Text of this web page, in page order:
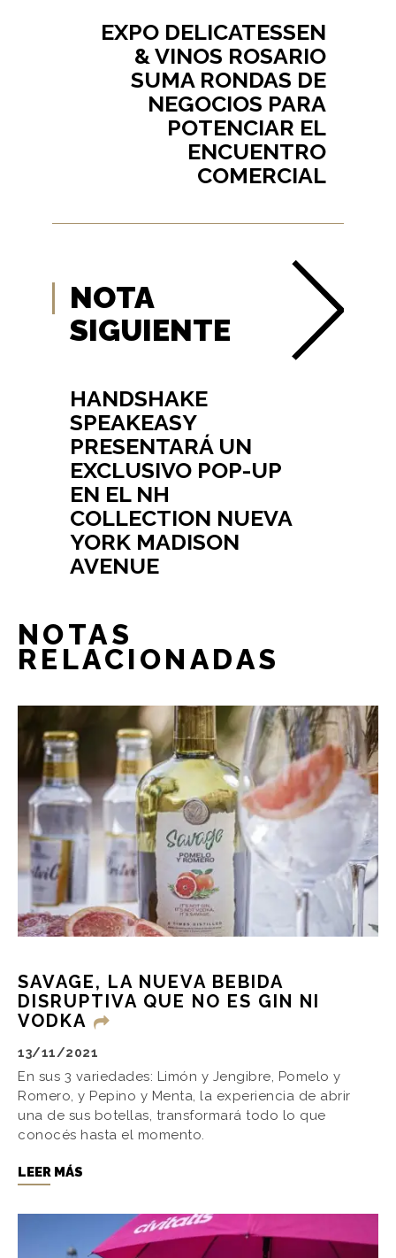
EXPO DELICATESSEN
& VINOS ROSARIO
SUMA RONDAS DE
NEGOCIOS PARA
POTENCIAR EL
ENCUENTRO
COMERCIAL
NOTA
SIGUIENTE
HANDSHAKE
SPEAKEASY
PRESENTARÁ UN
EXCLUSIVO POP-UP
EN EL NH
COLLECTION NUEVA
YORK MADISON
AVENUE
NOTAS
RELACIONADAS
SAVAGE, LA NUEVA BEBIDA
DISRUPTIVA QUE NO ES GIN NI
VODKA
13/11/2021
En sus 3 variedades: Limón y Jengibre, Pomelo y
Romero, y Pepino y Menta, la experiencia de abrir
una de sus botellas, transformará todo lo que
conocés hasta el momento.
LEER MÁS